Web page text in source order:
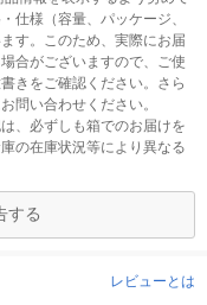
仕様（容量、パッケージ、
す。このため、実際にお届
合がございますので、ご使
きをご確認ください。さら
問い合わせください。
、必ずしも箱でのお届けを
の在庫状況等により異なる
する
レビューとは